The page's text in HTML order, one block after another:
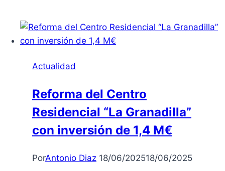
el
calor
gran
de
julio
Extremadura
Actualidad
Reforma del Centro
Residencial “La Granadilla”
con inversión de 1,4 M€
PorAntonio Diaz 18/06/202518/06/2025